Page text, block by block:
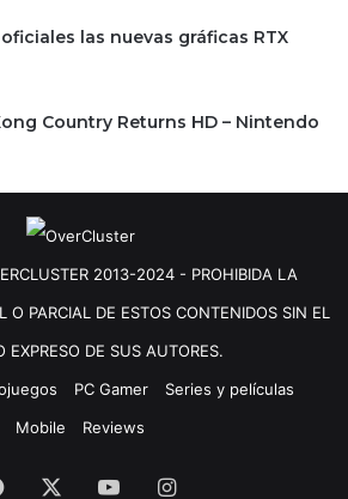
oficiales las nuevas gráficas RTX
Country Returns HD – Nintendo
2013-2024 - PROHIBIDA LA
O PARCIAL DE ESTOS CONTENIDOS SIN EL
EXPRESO DE SUS AUTORES.
PC Gamer
Series y películas
Mobile
Reviews
Facebook YouTubeInstagram